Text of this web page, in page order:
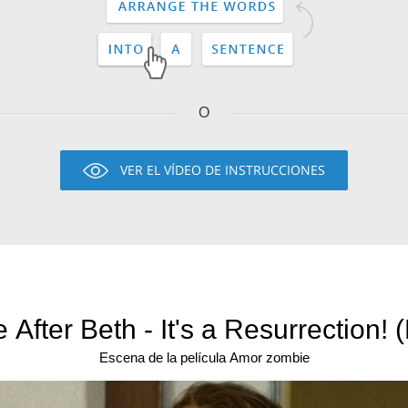
O
VER EL VÍDEO DE INSTRUCCIONES
After Beth - It's a Resurrection!
Escena de la película Amor zombie